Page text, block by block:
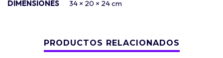
DIMENSIONES
34 × 20 × 24 cm
PRODUCTOS RELACIONADOS